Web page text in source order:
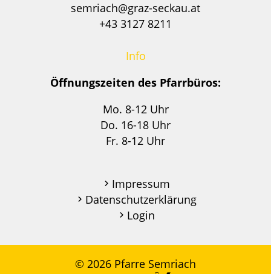
semriach@graz-seckau.at
+43 3127 8211
Info
Öffnungszeiten des Pfarrbüros:
Mo. 8-12 Uhr
Do. 16-18 Uhr
Fr. 8-12 Uhr
Impressum
Datenschutzerklärung
Login
© 2026 Pfarre Semriach